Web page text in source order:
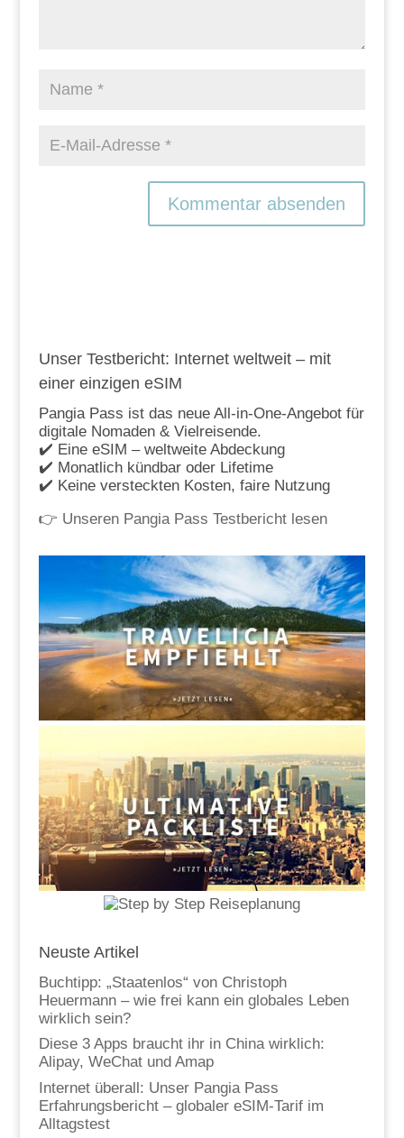
Unser Testbericht: Internet weltweit – mit
einer einzigen eSIM
Pangia Pass ist das neue All-in-One-Angebot für
digitale Nomaden & Vielreisende.
✔️ Eine eSIM – weltweite Abdeckung
✔️ Monatlich kündbar oder Lifetime
✔️ Keine versteckten Kosten, faire Nutzung
👉 Unseren Pangia Pass Testbericht lesen
Neuste Artikel
Buchtipp: „Staatenlos“ von Christoph
Heuermann – wie frei kann ein globales Leben
wirklich sein?
Diese 3 Apps braucht ihr in China wirklich:
Alipay, WeChat und Amap
Internet überall: Unser Pangia Pass
Erfahrungsbericht – globaler eSIM-Tarif im
Alltagstest